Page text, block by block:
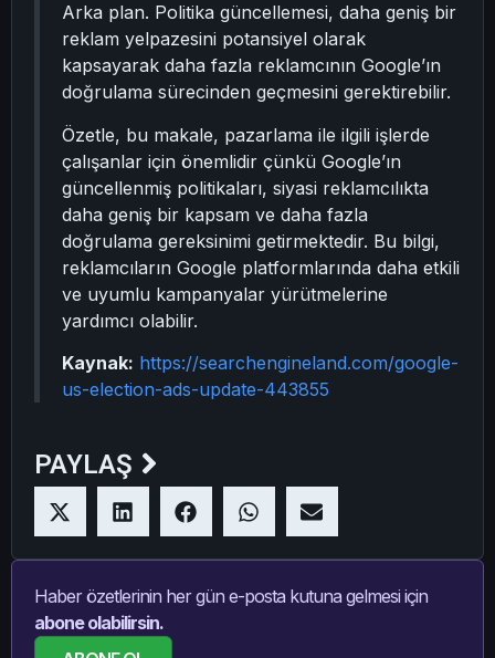
Arka plan. Politika güncellemesi, daha geniş bir
reklam yelpazesini potansiyel olarak
kapsayarak daha fazla reklamcının Google’ın
doğrulama sürecinden geçmesini gerektirebilir.
Özetle, bu makale, pazarlama ile ilgili işlerde
çalışanlar için önemlidir çünkü Google’ın
güncellenmiş politikaları, siyasi reklamcılıkta
daha geniş bir kapsam ve daha fazla
doğrulama gereksinimi getirmektedir. Bu bilgi,
reklamcıların Google platformlarında daha etkili
ve uyumlu kampanyalar yürütmelerine
yardımcı olabilir.
Kaynak: https://searchengineland.com/google-
us-election-ads-update-443855
PAYLAŞ
Haber özetlerinin her gün e-posta kutuna gelmesi için
abone olabilirsin.